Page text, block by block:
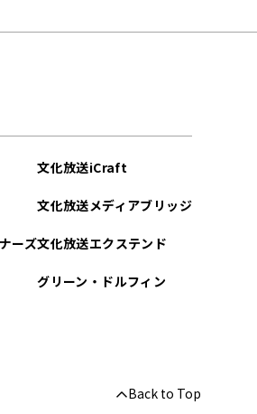
ーズ
文化放送iCraft
文化放送メディアブリッジ
文化放送エクステンド
グリーン・ドルフィン
Back to Top